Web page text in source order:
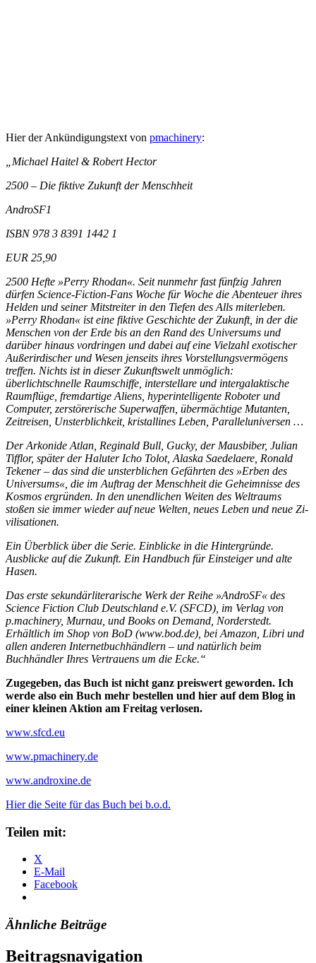
Hier der Ankündigungstext von pmachinery:
„Michael Haitel & Robert Hector
2500 – Die fiktive Zukunft der Menschheit
AndroSF1
ISBN 978 3 8391 1442 1
EUR 25,90
2500 Hefte »Perry Rhodan«. Seit nunmehr fast fünfzig Jahren
dürfen Science-Fiction-Fans Woche für Woche die Abenteuer ihres
Helden und seiner Mitstreiter in den Tiefen des Alls miterleben.
»Perry Rhodan« ist eine fik­tive Geschichte der Zukunft, in der die
Menschen von der Erde bis an den Rand des Universums und
darüber hinaus vordringen und dabei auf eine Vielzahl exotischer
Außerirdischer und Wesen jenseits ihres Vorstellungsvermögens
treffen. Nichts ist in dieser Zukunftswelt unmöglich:
überlichtschnelle Raumschiffe, interstellare und intergalaktische
Raumflüge, fremdartige Aliens, hyperintelligente Roboter und
Computer, zerstörerische Superwaffen, übermächtige Mutanten,
Zeitreisen, Unsterblichkeit, kristallines Leben, Paralleluniversen …
Der Arkonide Atlan, Reginald Bull, Gucky, der Maus­bi­ber, Julian
Tifflor, später der Haluter Icho Tolot, Alaska Saedelaere, Ronald
Tekener – das sind die unsterblichen Gefährten des »Erben des
Universums«, die im Auftrag der Menschheit die Geheimnisse des
Kosmos ergründen. In den unendlichen Weiten des Weltraums
stoßen sie im­mer wieder auf neue Welten, neues Leben und neue Zi­
vi­li­sationen.
Ein Überblick über die Serie. Einblicke in die Hintergrün­de.
Ausblicke auf die Zukunft. Ein Handbuch für Einstei­ger und alte
Hasen.
Das erste sekundärliterarische Werk der Reihe »AndroSF« des
Science Fiction Club Deutschland e.V. (SFCD), im Verlag von
p.machinery, Murnau, und Books on Demand, Norderstedt.
Erhältlich im Shop von BoD (www.bod.de), bei Amazon, Libri und
allen anderen Internetbuchhändlern – und natürlich beim
Buchhändler Ihres Vertrauens um die Ecke.“
Zugegeben, das Buch ist nicht ganz preiswert geworden. Ich
werde also ein Buch mehr bestellen und hier auf dem Blog in
einer kleinen Aktion am Freitag verlosen.
www.sfcd.eu
www.pmachinery.de
www.androxine.de
Hier die Seite für das Buch bei b.o.d.
Teilen mit:
X
E-Mail
Facebook
Ähnliche Beiträge
Beitragsnavigation